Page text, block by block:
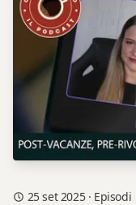
25 set 2025· Episodi